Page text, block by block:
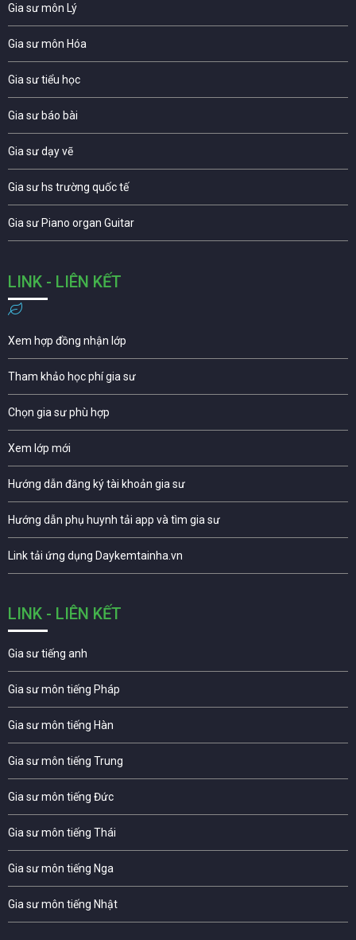
Gia sư môn Lý
Gia sư môn Hóa
Gia sư tiểu học
Gia sư báo bài
Gia sư dạy vẽ
Gia sư hs trường quốc tế
Gia sư Piano organ Guitar
LINK - LIÊN KẾT
Xem hợp đồng nhận lớp
Tham khảo học phí gia sư
Chọn gia sư phù hợp
Xem lớp mới
Hướng dẫn đăng ký tài khoản gia sư
Hướng dẫn phụ huynh tải app và tìm gia sư
Link tải ứng dụng Daykemtainha.vn
LINK - LIÊN KẾT
Gia sư tiếng anh
Gia sư môn tiếng Pháp
Gia sư môn tiếng Hàn
Gia sư môn tiếng Trung
Gia sư môn tiếng Đức
Gia sư môn tiếng Thái
Gia sư môn tiếng Nga
Gia sư môn tiếng Nhật